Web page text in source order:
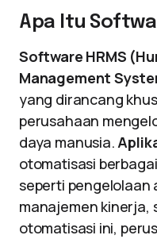
Apa Itu
Software HRMS
Management
yang dirancang
perusahaan
daya manusia.
otomatisasi
seperti pengelolaan
manajemen kinerja,
otomatisasi ini,